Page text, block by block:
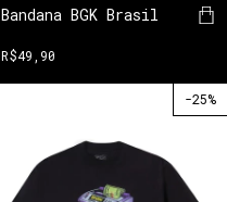
Bandana BGK Brasil
R$49,90
-25%